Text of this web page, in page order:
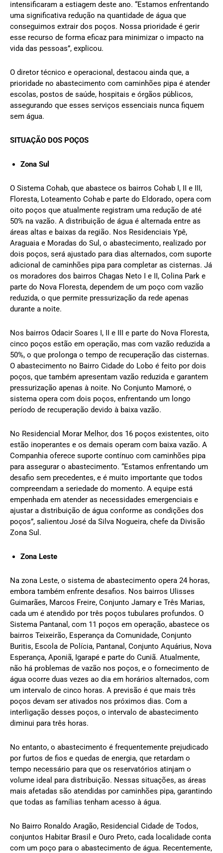
intensificaram a estiagem deste ano. “Estamos enfrentando
uma significativa redução na quantidade de água que
conseguimos extrair dos poços. Nossa prioridade é gerir
esse recurso de forma eficaz para minimizar o impacto na
vida das pessoas”, explicou.
O diretor técnico e operacional, destacou ainda que, a
prioridade no abastecimento com caminhões pipa é atender
escolas, postos de saúde, hospitais e órgãos públicos,
assegurando que esses serviços essenciais nunca fiquem
sem água.
SITUAÇÃO DOS POÇOS
Zona Sul
O Sistema Cohab, que abastece os bairros Cohab I, II e III,
Floresta, Loteamento Cohab e parte do Eldorado, opera com
oito poços que atualmente registram uma redução de até
50% na vazão. A distribuição de água é alternada entre as
áreas altas e baixas da região. Nos Residenciais Ypê,
Araguaia e Moradas do Sul, o abastecimento, realizado por
dois poços, será ajustado para dias alternados, com suporte
adicional de caminhões pipa para completar as cisternas. Já
os moradores dos bairros Chagas Neto I e II, Colina Park e
parte do Nova Floresta, dependem de um poço com vazão
reduzida, o que permite pressurização da rede apenas
durante a noite.
Nos bairros Odacir Soares I, II e III e parte do Nova Floresta,
cinco poços estão em operação, mas com vazão reduzida a
50%, o que prolonga o tempo de recuperação das cisternas.
O abastecimento no Bairro Cidade do Lobo é feito por dois
poços, que também apresentam vazão reduzida e garantem
pressurização apenas à noite. No Conjunto Mamoré, o
sistema opera com dois poços, enfrentando um longo
período de recuperação devido à baixa vazão.
No Residencial Morar Melhor, dos 16 poços existentes, oito
estão inoperantes e os demais operam com baixa vazão. A
Companhia oferece suporte contínuo com caminhões pipa
para assegurar o abastecimento. “Estamos enfrentando um
desafio sem precedentes, e é muito importante que todos
compreendam a seriedade do momento. A equipe está
empenhada em atender as necessidades emergenciais e
ajustar a distribuição de água conforme as condições dos
poços”, salientou José da Silva Nogueira, chefe da Divisão
Zona Sul.
Zona Leste
Na zona Leste, o sistema de abastecimento opera 24 horas,
embora também enfrente desafios. Nos bairros Ulisses
Guimarães, Marcos Freire, Conjunto Jamary e Três Marias,
cada um é atendido por três poços tubulares profundos. O
Sistema Pantanal, com 11 poços em operação, abastece os
bairros Teixeirão, Esperança da Comunidade, Conjunto
Buritis, Escola de Polícia, Pantanal, Conjunto Aquárius, Nova
Esperança, Aponiã, Igarapé e parte do Cuniã. Atualmente,
não há problemas de vazão nos poços, e o fornecimento de
água ocorre duas vezes ao dia em horários alternados, com
um intervalo de cinco horas. A previsão é que mais três
poços devam ser ativados nos próximos dias. Com a
interligação desses poços, o intervalo de abastecimento
diminui para três horas.
No entanto, o abastecimento é frequentemente prejudicado
por furtos de fios e quedas de energia, que retardam o
tempo necessário para que os reservatórios atinjam o
volume ideal para distribuição. Nessas situações, as áreas
mais afetadas são atendidas por caminhões pipa, garantindo
que todas as famílias tenham acesso à água.
No Bairro Ronaldo Aragão, Residencial Cidade de Todos,
conjuntos Habitar Brasil e Ouro Preto, cada localidade conta
com um poço para o abastecimento de água. Recentemente,